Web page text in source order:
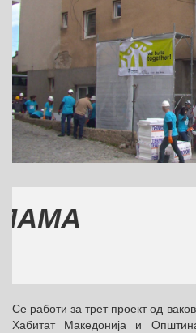
Се работи за трет проект од ваков
Хабитат Македонија и